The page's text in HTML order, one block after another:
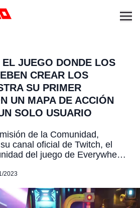
EL JUEGO DONDE LOS
CREAR LOS
SU PRIMER
UN MAPA DE ACCIÓN
SOLO USUARIO
de la Comunidad,
canal oficial de Twitch, el
del juego de Everywhere
por el subdirector del
quienes además […]
2023